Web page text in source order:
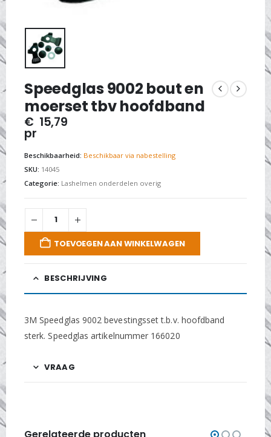
Speedglas 9002 bout en
moerset tbv hoofdband
€ 15,79
pr
Beschikbaarheid: Beschikbaar via nabestelling
SKU: 14045
Categorie: Lashelmen onderdelen overig
TOEVOEGEN AAN WINKELWAGEN
BESCHRIJVING
3M Speedglas 9002 bevestingsset t.b.v. hoofdband
sterk. Speedglas artikelnummer 166020
VRAAG
Gerelateerde producten